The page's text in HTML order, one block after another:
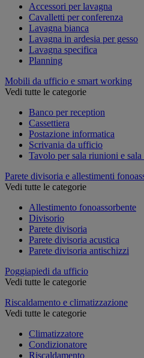
Accessori per lavagna
Cavalletti per conferenza
Lavagna bianca
Lavagna in ardesia per gesso
Lavagna specifica
Planning
Mobili da ufficio e smart working
Vedi tutte le categorie
Banco per reception
Cassettiera
Postazione informatica
Scrivania da ufficio
Tavolo per sala riunioni e sala
Parete divisoria e allestimenti
Vedi tutte le categorie
Allestimento fonoassorbente
Divisorio
Parete divisoria
Parete divisoria acustica
Parete divisoria antischizzi
Poggiapiedi da ufficio
Vedi tutte le categorie
Riscaldamento e climatizzazione
Vedi tutte le categorie
Climatizzatore
Condizionatore
Riscaldamento